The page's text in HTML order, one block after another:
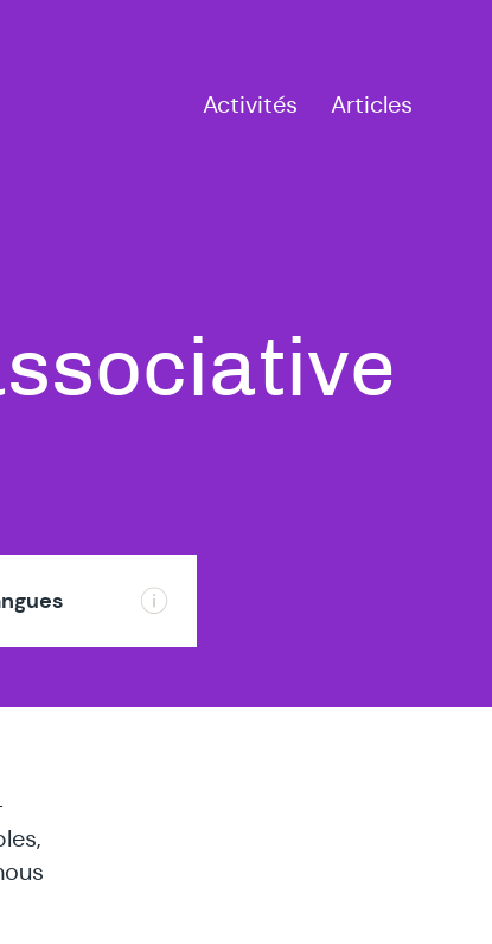
Activités Articles